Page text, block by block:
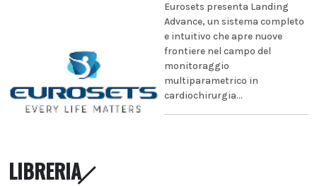
Eurosets presenta Landing
Advance, un sistema completo
e intuitivo che apre nuove
frontiere nel campo del
monitoraggio
multiparametrico in
cardiochirurgia...
LIBRERIA